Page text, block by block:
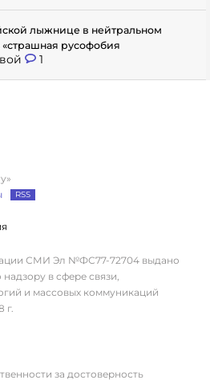
лыжнице в нейтральном
«страшная русофобия
1
RSS
СМИ Эл №ФС77-72704 выдано
в сфере связи,
и массовых коммуникаций
г.
за достоверность